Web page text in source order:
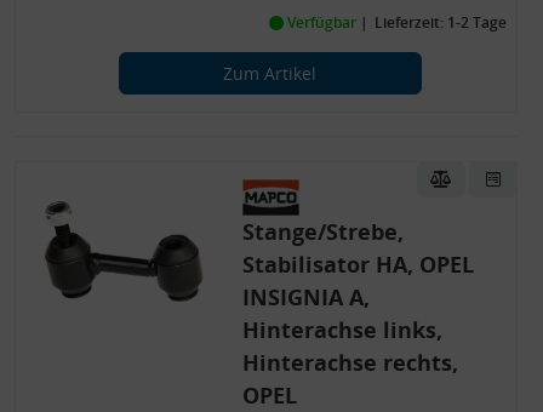
Verfügbar Lieferzeit: 1-2 Tage
Zum Artikel
Stange/Strebe,
Stabilisator HA, OPEL
INSIGNIA A,
Hinterachse links,
Hinterachse rechts,
OPEL